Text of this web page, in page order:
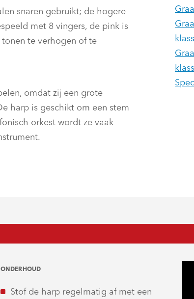
snaren gebruikt; de hogere
met 8 vingers, de pink is
te verhogen of te
omdat zij een grote
harp is geschikt om een stem
orkest wordt ze vaak
ONDERHOUD
Stof de harp regelmatig af met een